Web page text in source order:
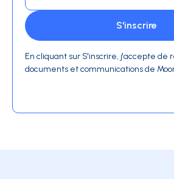
En cliquant sur S'inscrire, j'accepte de
documents et communications de